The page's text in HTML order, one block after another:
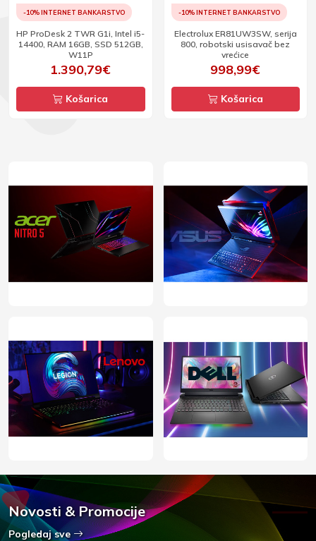
-10% INTERNET BANKARSTVO
HP ProDesk 2 TWR G1i, Intel i5-
14400, RAM 16GB, SSD 512GB,
W11P
1.390,79€
Košarica
-10% INTERNET BANKARSTVO
Electrolux ER81UW3SW, serija
800, robotski usisavač bez
vrećice
998,99€
Košarica
Novosti & Promocije
Pogledaj sve